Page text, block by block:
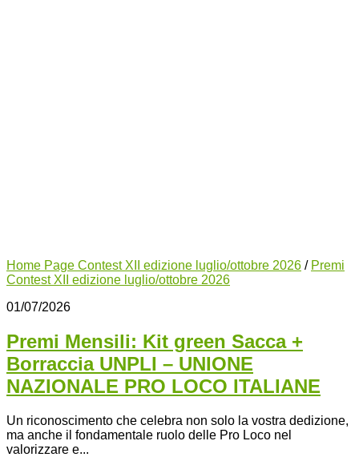
Home Page Contest XII edizione luglio/ottobre 2026 / Premi
Contest XII edizione luglio/ottobre 2026
01/07/2026
Premi Mensili: Kit green Sacca +
Borraccia UNPLI – UNIONE
NAZIONALE PRO LOCO ITALIANE
Un riconoscimento che celebra non solo la vostra dedizione,
ma anche il fondamentale ruolo delle Pro Loco nel
valorizzare e...